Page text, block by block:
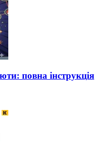
повна інструкція